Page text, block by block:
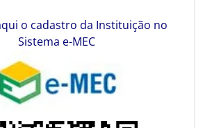
o cadastro da Instituição no
Sistema e-MEC